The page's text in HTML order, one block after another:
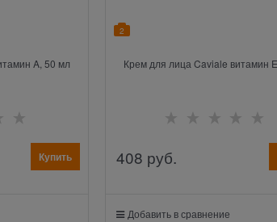
A, 50 мл
Купить
2
Крем для лица Caviale витамин
408 руб.
Добавить в сравнение